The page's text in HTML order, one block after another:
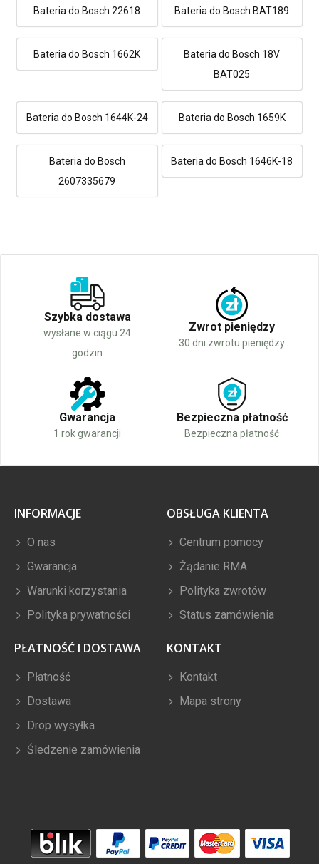
Bateria do Bosch 22618 Bateria do Bosch BAT189
Bateria do Bosch 1662K
Bateria do Bosch 18V
BAT025
Bateria do Bosch 1644K-24 Bateria do Bosch 1659K
Bateria do Bosch
2607335679
Bateria do Bosch 1646K-18
Szybka dostawa
wysłane w ciągu 24
godzin
Zwrot pieniędzy
30 dni zwrotu pieniędzy
Gwarancja
1 rok gwarancji
Bezpieczna płatność
Bezpieczna płatność
INFORMACJE
O nas
Gwarancja
Warunki korzystania
Polityka prywatności
OBSŁUGA KLIENTA
Centrum pomocy
Żądanie RMA
Polityka zwrotów
Status zamówienia
PŁATNOŚĆ I DOSTAWA
Płatność
Dostawa
Drop wysyłka
Śledzenie zamówienia
KONTAKT
Kontakt
Mapa strony